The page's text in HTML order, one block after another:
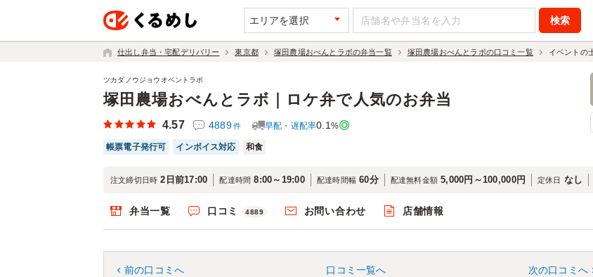
エリアを選択
仕出し弁当・宅配デリバリー 東京都 塚田農場おべんとラボの弁当一覧 塚田農場おべんとラボの口コミ一覧 イベントの
塚田農場おべんとラボ｜ロケ弁で人気のお弁当
ツカダノウジョウオベントラボ
4.57 4889件 早配・遅配率0.1 %
帳票電子発行可 インボイス対応 和食
注文締切日時 2日前17:00 配達時間 8:00～19:00 配達時間幅 60分 配達無料金額 5,000円～100,000円 定休日 なし
弁当一覧 口コミ 4889 お問い合わせ 店舗情報
前の口コミへ 口コミ一覧へ 次の口コミへ